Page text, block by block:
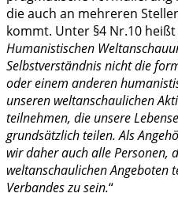
die auch an mehreren
kommt. Unter §4 Nr.10 heißt
Humanistischen
Selbstverständnis nicht die
oder einem anderen
unseren weltanschaulichen
teilnehmen, die unsere
grundsätzlich teilen. Als
wir daher auch alle Personen,
weltanschaulichen Angeboten
Verbandes zu sein.“